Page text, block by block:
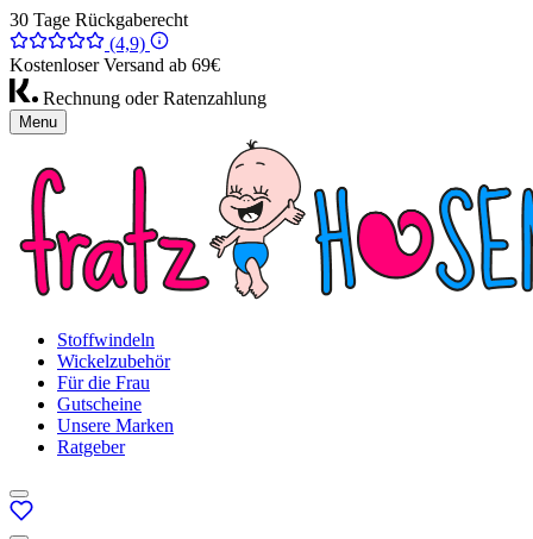
30 Tage Rückgaberecht
(4,9)
Kostenloser Versand ab 69€
Rechnung oder Ratenzahlung
Menu
Stoffwindeln
Wickelzubehör
Für die Frau
Gutscheine
Unsere Marken
Ratgeber